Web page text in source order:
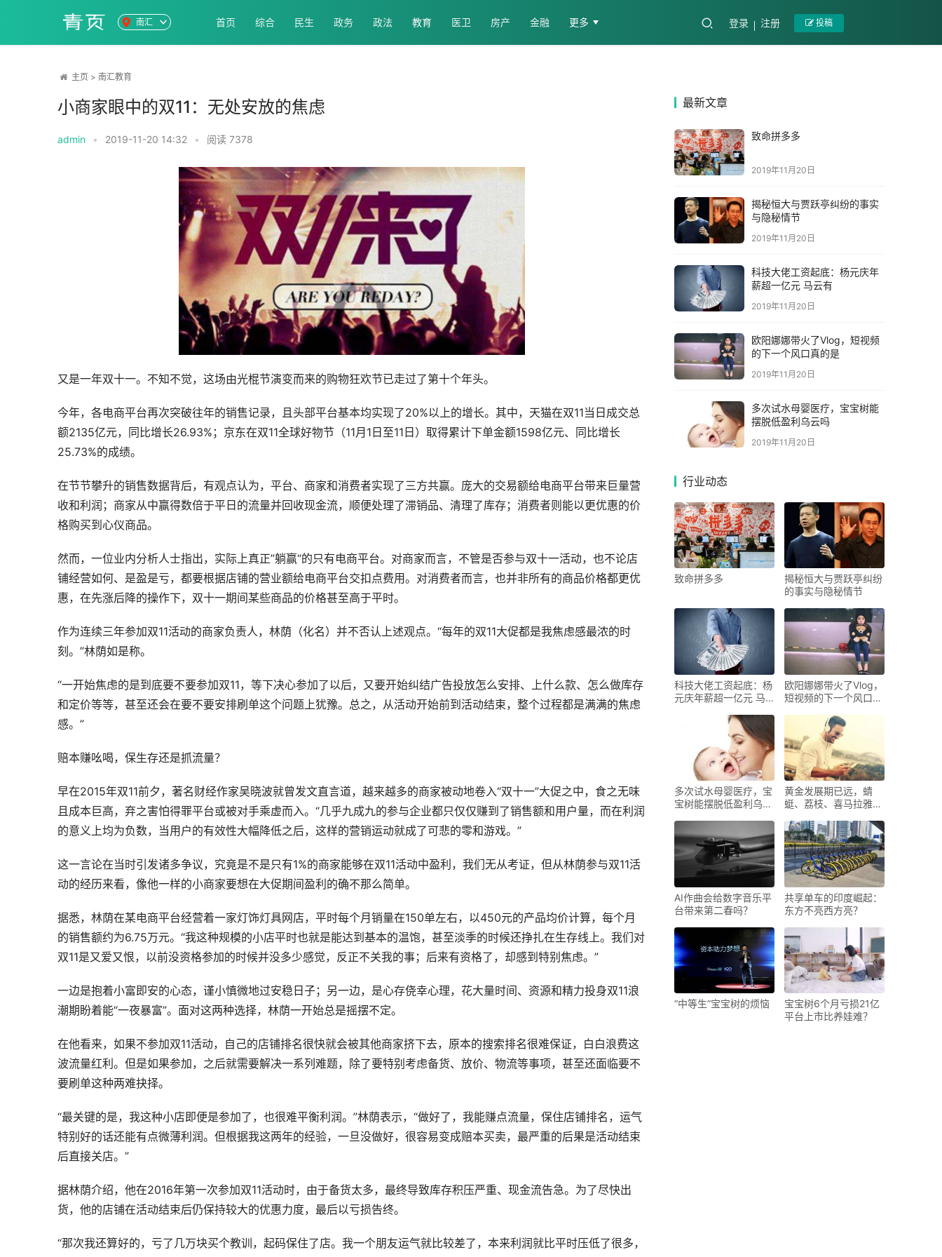
南汇 首页 综合 民生 政务 政法 教育 医卫 房产 金融 更多 登录 注册 投稿
主页 > 南汇教育
小商家眼中的双11：无处安放的焦虑
admin • 2019-11-20 14:32 • 阅读 7378
又是一年双十一。不知不觉，这场由光棍节演变而来的购物狂欢节已走过了第十个年头。
今年，各电商平台再次突破往年的销售记录，且头部平台基本均实现了20%以上的增长。其中，天猫在双11当日成交总
额2135亿元，同比增长26.93%；京东在双11全球好物节（11月1日至11日）取得累计下单金额1598亿元、同比增长
25.73%的成绩。
在节节攀升的销售数据背后，有观点认为，平台、商家和消费者实现了三方共赢。庞大的交易额给电商平台带来巨量营
收和利润；商家从中赢得数倍于平日的流量并回收现金流，顺便处理了滞销品、清理了库存；消费者则能以更优惠的价
格购买到心仪商品。
然而，一位业内分析人士指出，实际上真正”躺赢“的只有电商平台。对商家而言，不管是否参与双十一活动，也不论店
铺经营如何、是盈是亏，都要根据店铺的营业额给电商平台交扣点费用。对消费者而言，也并非所有的商品价格都更优
惠，在先涨后降的操作下，双十一期间某些商品的价格甚至高于平时。
作为连续三年参加双11活动的商家负责人，林荫（化名）并不否认上述观点。“每年的双11大促都是我焦虑感最浓的时
刻。”林荫如是称。
“一开始焦虑的是到底要不要参加双11，等下决心参加了以后，又要开始纠结广告投放怎么安排、上什么款、怎么做库存
和定价等等，甚至还会在要不要安排刷单这个问题上犹豫。总之，从活动开始前到活动结束，整个过程都是满满的焦虑
感。”
赔本赚吆喝，保生存还是抓流量？
早在2015年双11前夕，著名财经作家吴晓波就曾发文直言道，越来越多的商家被动地卷入“双十一”大促之中，食之无味
且成本巨高，弃之害怕得罪平台或被对手乘虚而入。“几乎九成九的参与企业都只仅仅赚到了销售额和用户量，而在利润
的意义上均为负数，当用户的有效性大幅降低之后，这样的营销运动就成了可悲的零和游戏。”
这一言论在当时引发诸多争议，究竟是不是只有1%的商家能够在双11活动中盈利，我们无从考证，但从林荫参与双11活
动的经历来看，像他一样的小商家要想在大促期间盈利的确不那么简单。
据悉，林荫在某电商平台经营着一家灯饰灯具网店，平时每个月销量在150单左右，以450元的产品均价计算，每个月
的销售额约为6.75万元。“我这种规模的小店平时也就是能达到基本的温饱，甚至淡季的时候还挣扎在生存线上。我们对
双11是又爱又恨，以前没资格参加的时候并没多少感觉，反正不关我的事；后来有资格了，却感到特别焦虑。”
一边是抱着小富即安的心态，谨小慎微地过安稳日子；另一边，是心存侥幸心理，花大量时间、资源和精力投身双11浪
潮期盼着能“一夜暴富”。面对这两种选择，林荫一开始总是摇摆不定。
在他看来，如果不参加双11活动，自己的店铺排名很快就会被其他商家挤下去，原本的搜索排名很难保证，白白浪费这
波流量红利。但是如果参加，之后就需要解决一系列难题，除了要特别考虑备货、放价、物流等事项，甚至还面临要不
要刷单这种两难抉择。
“最关键的是，我这种小店即便是参加了，也很难平衡利润。”林荫表示，“做好了，我能赚点流量，保住店铺排名，运气
特别好的话还能有点微薄利润。但根据我这两年的经验，一旦没做好，很容易变成赔本买卖，最严重的后果是活动结束
后直接关店。”
据林荫介绍，他在2016年第一次参加双11活动时，由于备货太多，最终导致库存积压严重、现金流告急。为了尽快出
货，他的店铺在活动结束后仍保持较大的优惠力度，最后以亏损告终。
“那次我还算好的，亏了几万块买个教训，起码保住了店。我一个朋友运气就比较差了，本来利润就比平时压低了很多，
最新文章
致命拼多多
2019年11月20日
揭秘恒大与贾跃亭纠纷的事实
与隐秘情节
2019年11月20日
科技大佬工资起底：杨元庆年
薪超一亿元 马云有
2019年11月20日
欧阳娜娜带火了Vlog，短视频
的下一个风口真的是
2019年11月20日
多次试水母婴医疗，宝宝树能
摆脱低盈利乌云吗
2019年11月20日
行业动态
致命拼多多
揭秘恒大与贾跃亭纠纷
的事实与隐秘情节
科技大佬工资起底：杨
元庆年薪超一亿元 马
欧阳娜娜带火了Vlog，
短视频的下一个风口真
多次试水母婴医疗，宝
宝树能摆脱低盈利乌云
黄金发展期已远，蜻
蜓、荔枝、喜马拉雅们
AI作曲会给数字音乐平
台带来第二春吗？
共享单车的印度崛起：
东方不亮西方亮？
“中等生”宝宝树的烦恼
宝宝树6个月亏损21亿
平台上市比养娃难？